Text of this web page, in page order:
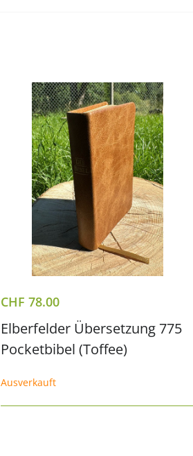
CHF 78.00
Elberfelder Übersetzung 775
Pocketbibel (Toffee)
Ausverkauft